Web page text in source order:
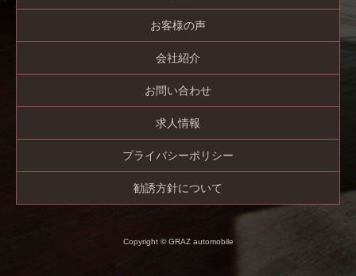
お客様の声
会社紹介
お問い合わせ
求人情報
プライバシーポリシー
勧誘方針について
Copyright © GRAZ automobile